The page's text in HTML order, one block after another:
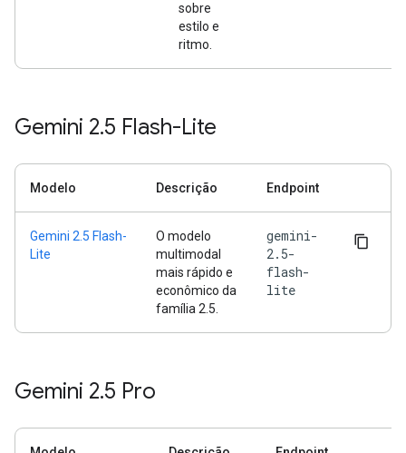
sobre
estilo e
ritmo.
Gemini 2.5 Flash-Lite
Modelo Descrição Endpoint
Gemini 2.5 Flash-
Lite
O modelo
multimodal
mais rápido e
econômico da
família 2.5.
gemini-
2.5-
flash-
lite
Gemini 2.5 Pro